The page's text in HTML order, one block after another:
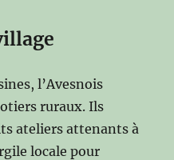
l’Avesnois
ruraux. Ils
ateliers attenants à
locale pour